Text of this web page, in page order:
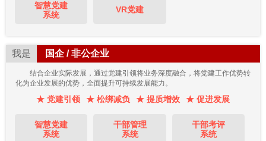
智慧党建
系统
VR党建
我是 国企 / 非公企业
结合企业实际发展，通过党建引领将业务深度融合，将党建工作优势转
化为企业发展的优势，全面提升可持续发展能力。
★ 党建引领 ★ 松绑减负 ★ 提质增效 ★ 促进发展
智慧党建
系统
干部管理
系统
干部考评
系统